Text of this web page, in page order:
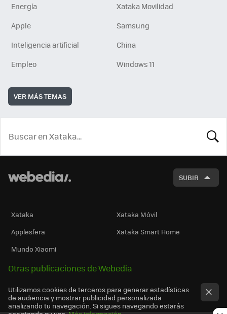
Energía
Xataka Movilidad
Apple
Samsung
Inteligencia artificial
China
Empleo
Windows 11
VER MÁS TEMAS
SUBIR
Xataka
Xataka Móvil
Applesfera
Xataka Smart Home
Mundo Xiaomi
Otras publicaciones de Webedia
Utilizamos cookies de terceros para generar estadísticas
de audiencia y mostrar publicidad personalizada
analizando tu navegación. Si sigues navegando estarás